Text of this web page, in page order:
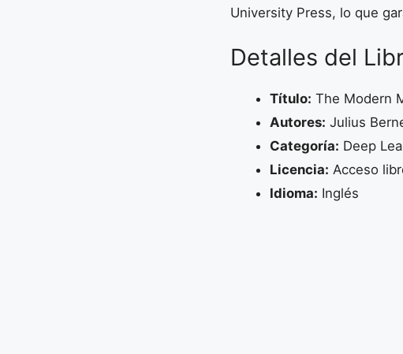
University Press, lo que
Detalles del
Título: The Modern
Autores: Julius
Categoría: Deep
Licencia: Acceso
Idioma: Inglés